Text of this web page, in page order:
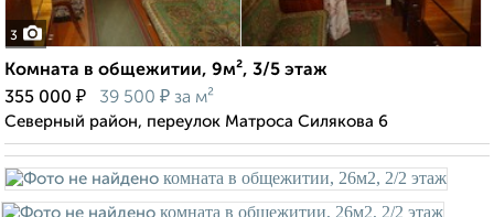
3
Комната в общежитии, 9м², 3/5 этаж
355 000 ₽ 39 500 ₽ за м²
Северный район, переулок Матроса Силякова 6